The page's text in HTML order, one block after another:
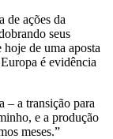
de ações da
seus
de uma aposta
é evidência
– a transição para
e a produção
meses.”